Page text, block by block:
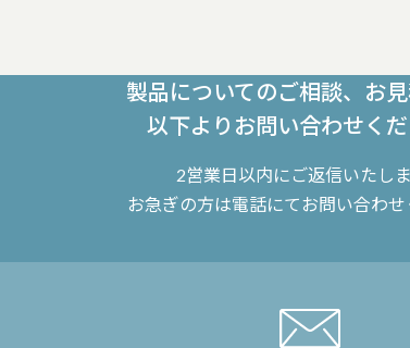
製品についてのご相談、お
以下よりお問い合わせくだ
2営業日以内にご返信いたしま
お急ぎの方は電話にてお問い合わせ